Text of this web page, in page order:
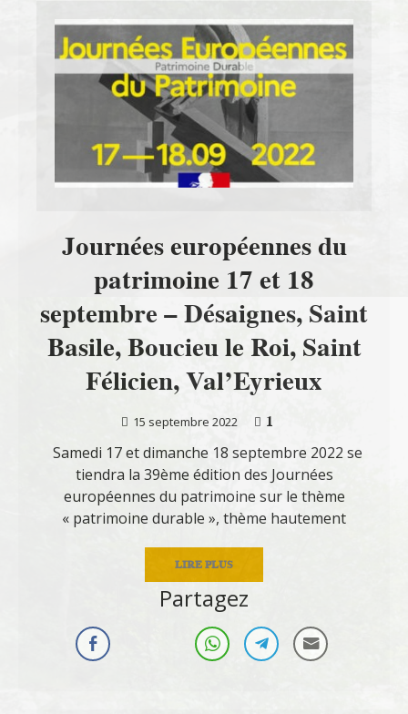
Journées européennes du
patrimoine 17 et 18
septembre – Désaignes, Saint
Basile, Boucieu le Roi, Saint
Félicien, Val’Eyrieux
15 septembre 2022
1
Samedi 17 et dimanche 18 septembre 2022 se
tiendra la 39ème édition des Journées
européennes du patrimoine sur le thème
« patrimoine durable », thème hautement
LIRE PLUS
Partagez